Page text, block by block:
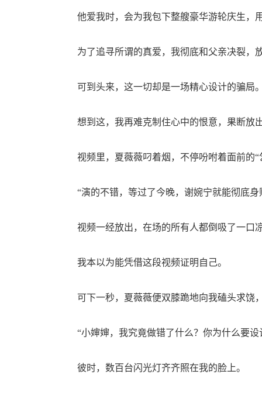
他爱我时，会为我包下整艘豪华游轮庆生，
为了追寻所谓的真爱，我彻底和父亲决裂，
可到头来，这一切却是一场精心设计的骗局
想到这，我再难克制住心中的恨意，果断放
视频里，夏薇薇叼着烟，不停吩咐着面前的“
“演的不错，等过了今晚，谢婉宁就能彻底身
视频一经放出，在场的所有人都倒吸了一口
我本以为能凭借这段视频证明自己。
可下一秒，夏薇薇便双膝跪地向我磕头求饶
“小婶婶，我究竟做错了什么？你为什么要设
彼时，数百台闪光灯齐齐照在我的脸上。